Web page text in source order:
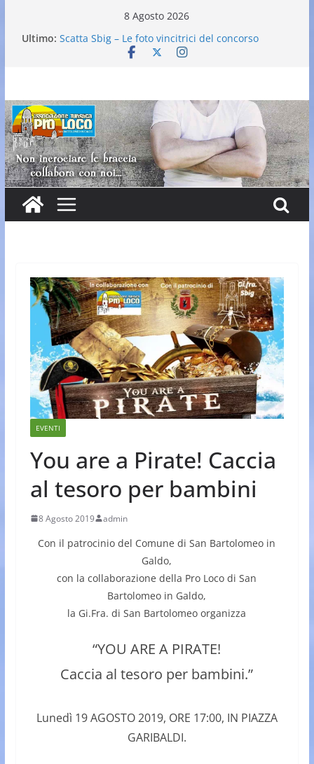
8 Agosto 2026
Ultimo: Scatta Sbig – Le foto vincitrici del concorso
25° Gran Carnevale
Enogastronomico
EVENTI
You are a Pirate! Caccia
al tesoro per bambini
8 Agosto 2019 admin
Con il patrocinio del Comune di San Bartolomeo in
Galdo,
con la collaborazione della Pro Loco di San
Bartolomeo in Galdo,
la Gi.Fra. di San Bartolomeo organizza
“YOU ARE A PIRATE!
Caccia al tesoro per bambini.”
Lunedì 19 AGOSTO 2019, ORE 17:00, IN PIAZZA
GARIBALDI.